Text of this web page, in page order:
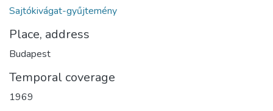
Sajtókivágat-gyűjtemény
Place, address
Budapest
Temporal coverage
1969